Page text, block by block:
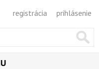
registrácia prihlásenie